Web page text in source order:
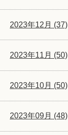
2023年12月 (37)
2023年11月 (50)
2023年10月 (50)
2023年09月 (48)